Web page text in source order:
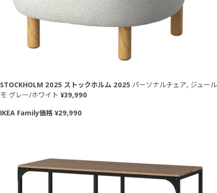
STOCKHOLM 2025 ストックホルム 2025 パーソナルチェア, ジュール
モ グレー/ホワイト ¥39,990
IKEA Family価格 ¥29,990